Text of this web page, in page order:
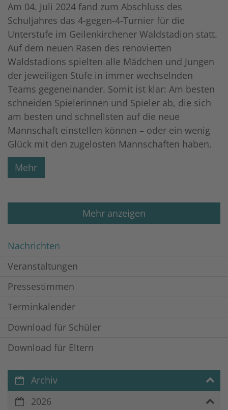
Am 04. Juli 2024 fand zum Abschluss des
Schuljahres das 4-gegen-4-Turnier für die
Unterstufe im Geilenkirchener Waldstadion statt.
Auf dem neuen Rasen des renovierten
Waldstadions spielten alle Mädchen und Jungen
der jeweiligen Stufe in immer wechselnden
Teams gegeneinander. Somit ist klar: Am besten
schneiden Spielerinnen und Spieler ab, die sich
am besten und schnellsten auf die neue
Mannschaft einstellen können – oder ein wenig
Glück mit den zugelosten Mannschaften haben.
Mehr
Mehr anzeigen
Nachrichten
Veranstaltungen
Pressestimmen
Terminkalender
Download für Schüler
Download für Eltern
Archiv
2026